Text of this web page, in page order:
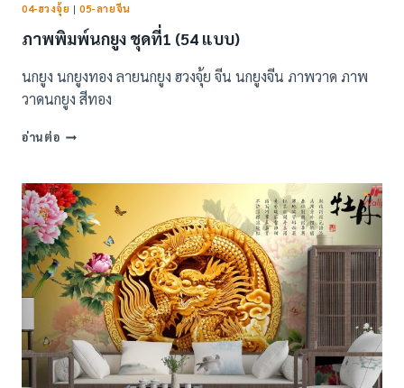
04-ฮวงจุ้ย |05-ลายจีน
ภาพพิมพ์นกยูง ชุดที่1 (54 แบบ)
นกยูง นกยูงทอง ลายนกยูง ฮวงจุ้ย จีน นกยูงจีน ภาพวาด ภาพ
วาดนกยูง สีทอง
อ่านต่อภาพ
ยูง
ชุด
ที่1
(54
แบบ)